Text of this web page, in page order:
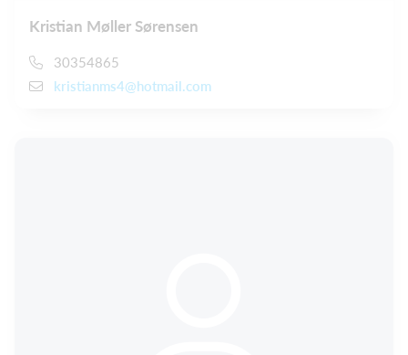
Kristian Møller Sørensen
30354865
kristianms4@hotmail.com